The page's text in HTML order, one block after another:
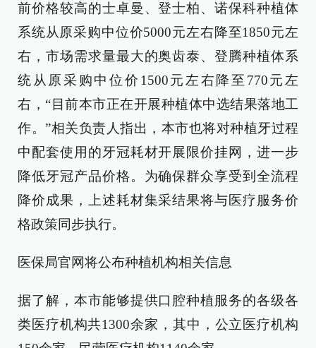
前价格较高的士卓曼、登士柏、诺保科种植体
系统从原采购中位价5000元左右降至1850元左
右，市场需求量最大的奥齿泰、登腾种植体系
统从原采购中位价1500元左右降至770元左
右，“目前本市正在开展种植体中选结果落地工
作。”相关负责人指出，本市也将对种植牙过程
中配套使用的牙冠耗材开展限价挂网，进一步
降低牙冠产品价格。为确保群众享受到全流程
降价成果，上述耗材集采结果将与医疗服务价
格政策同步执行。
医保局官网将公布种植机构相关信息
据了解，本市能够提供口腔种植服务的各级各
类医疗机构共1300余家，其中，公立医疗机构